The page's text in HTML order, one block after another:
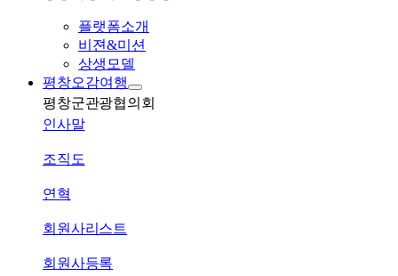
플랫폼소개
비젼&미션
상생모델
평창오감여행
평창군관광협의회
인사말
조직도
연혁
회원사리스트
회원사등록